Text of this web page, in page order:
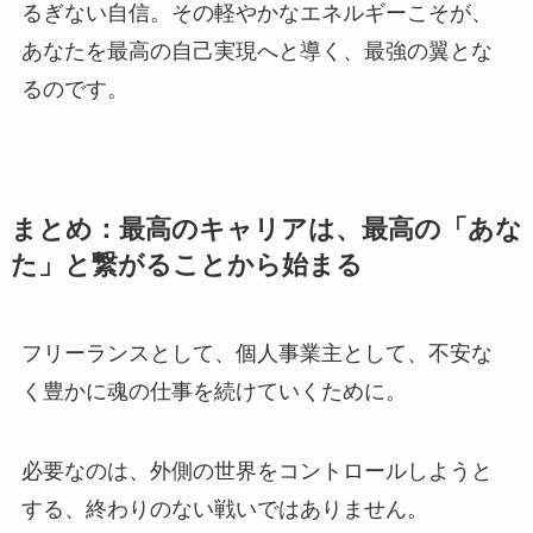
るぎない自信。その軽やかなエネルギーこそが、
あなたを最高の自己実現へと導く、最強の翼とな
るのです。
まとめ：最高のキャリアは、最高の「あな
た」と繋がることから始まる
フリーランスとして、個人事業主として、不安な
く豊かに魂の仕事を続けていくために。
必要なのは、外側の世界をコントロールしようと
する、終わりのない戦いではありません。